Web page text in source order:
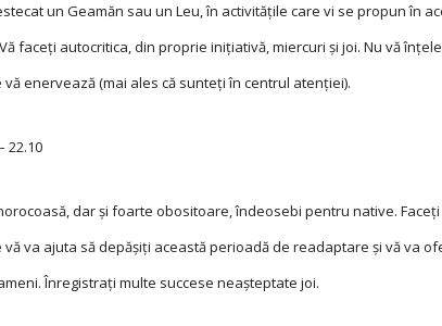
un Geamăn sau un Leu, în activităţile care vi se propun în
faceţi autocritica, din proprie iniţiativă, miercuri şi joi. Nu vă
vă enervează (mai ales că sunteţi în centrul atenţiei).
22.10
dar şi foarte obositoare, îndeosebi pentru native.
va ajuta să depăşiţi această perioadă de readaptare şi vă va
Înregistraţi multe succese neaşteptate joi.